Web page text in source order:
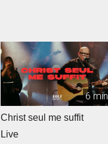
6 min
Christ seul me suffit
Live